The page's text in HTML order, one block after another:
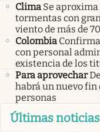
Clima Se
tormentas con
viento de más de
Colombia
con personal
existencia de los
Para aprovechar
habrá un nuevo fin
personas
Últimas noticias